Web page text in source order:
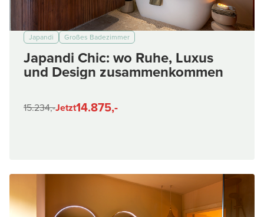
Japandi Großes Badezimmer
Japandi Chic: wo Ruhe, Luxus
und Design zusammenkommen
15.234,-Jetzt14.875,-